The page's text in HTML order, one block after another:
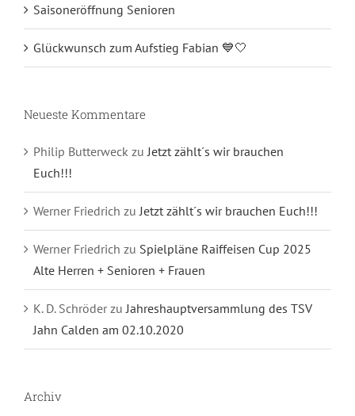
Saisoneröffnung Senioren
Glückwunsch zum Aufstieg Fabian 💙🤍
Neueste Kommentare
Philip Butterweck zu Jetzt zählt´s wir brauchen
Euch!!!
Werner Friedrich zu Jetzt zählt´s wir brauchen Euch!!!
Werner Friedrich zu Spielpläne Raiffeisen Cup 2025
Alte Herren + Senioren + Frauen
K. D. Schröder zu Jahreshauptversammlung des TSV
Jahn Calden am 02.10.2020
Archiv